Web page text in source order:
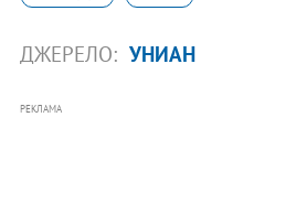
ДЖЕРЕЛО: УНИАН
РЕКЛАМА